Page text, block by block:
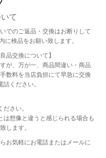
て
でのご返品・交換はお断りして
に検品をお願い致します。
品交換について】
が、万が一、商品間違い・商品
数料を当店負担にて早急に交換
ください。
さい。
想像と違うと感じられる場合も
します。
お気軽にお電話またはメールに